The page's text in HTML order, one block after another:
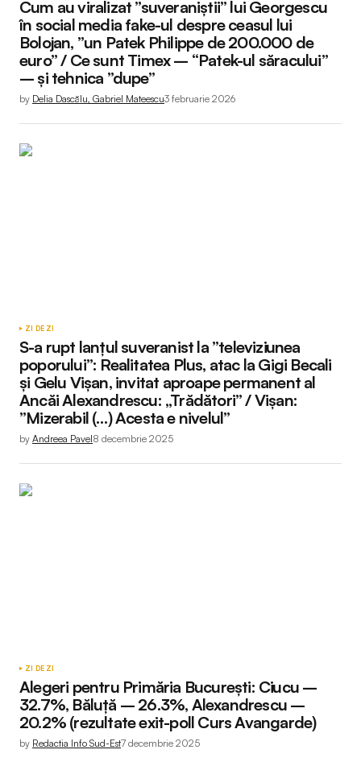
Cum au viralizat ”suveraniștii” lui Georgescu
în social media fake-ul despre ceasul lui
Bolojan, ”un Patek Philippe de 200.000 de
euro” / Ce sunt Timex – “Patek-ul săracului”
– și tehnica ”dupe”
by Delia Dascălu, Gabriel Mateescu3 februarie 2026
ZI DE ZI
S-a rupt lanțul suveranist la ”televiziunea
poporului”: Realitatea Plus, atac la Gigi Becali
și Gelu Vișan, invitat aproape permanent al
Ancăi Alexandrescu: „Trădători” / Vișan:
”Mizerabil (…) Acesta e nivelul”
by Andreea Pavel8 decembrie 2025
ZI DE ZI
Alegeri pentru Primăria București: Ciucu –
32.7%, Băluță – 26.3%, Alexandrescu –
20.2% (rezultate exit-poll Curs Avangarde)
by Redactia Info Sud-Est7 decembrie 2025